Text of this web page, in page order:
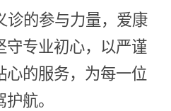
诊的参与力量，爱康
守专业初心，以严谨
心的服务，为每一位
航。